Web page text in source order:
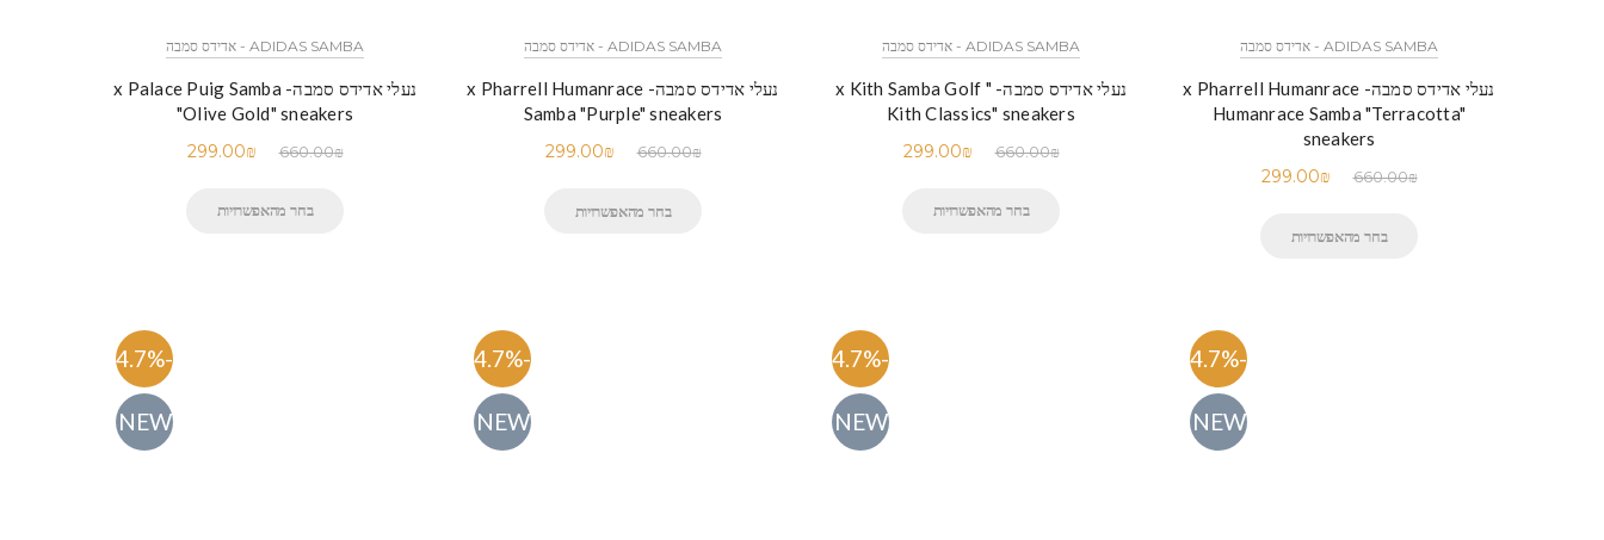
ADIDAS SAMBA - אדידס סמבה
נעלי אדידס סמבה- x Palace Puig Samba
"Olive Gold" sneakers
660.00₪
299.00₪
בחר מהאפשרויות
ADIDAS SAMBA - אדידס סמבה
נעלי אדידס סמבה- x Pharrell Humanrace
Samba "Purple" sneakers
660.00₪
299.00₪
בחר מהאפשרויות
ADIDAS SAMBA - אדידס סמבה
נעלי אדידס סמבה- x Kith Samba Golf "
Kith Classics" sneakers
660.00₪
299.00₪
בחר מהאפשרויות
ADIDAS SAMBA - אדידס סמבה
נעלי אדידס סמבה- x Pharrell Humanrace
Humanrace Samba "Terracotta"
sneakers
660.00₪
299.00₪
בחר מהאפשרויות
-54.7%
NEW
-54.7%
NEW
-54.7%
NEW
-54.7%
NEW